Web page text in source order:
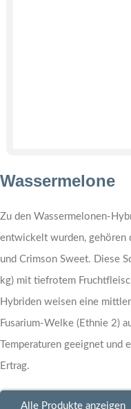
Wassermelone
Zu den Wassermelonen-
entwickelt wurden, gehören
und Crimson Sweet. Diese
kg) mit tiefrotem
Hybriden weisen eine
Fusarium-Welke (Ethnie 2)
Temperaturen geeignet und
Ertrag.
Alle Produkte anzeigen